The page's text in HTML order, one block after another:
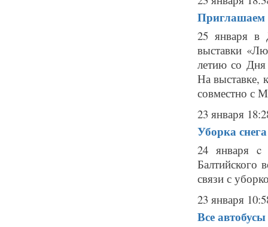
Приглашаем
25 января в
выставки
летию со Дня
На выставке,
совместно с
23 января
Уборка
24 января c
Балтийского
связи с
23 января
Все